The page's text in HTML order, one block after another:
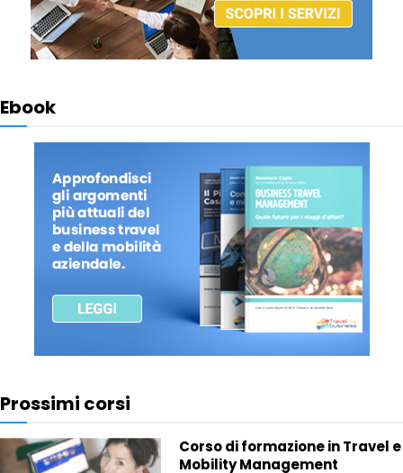
Ebook
Prossimi corsi
Corso di formazione in Travel e
Mobility Management